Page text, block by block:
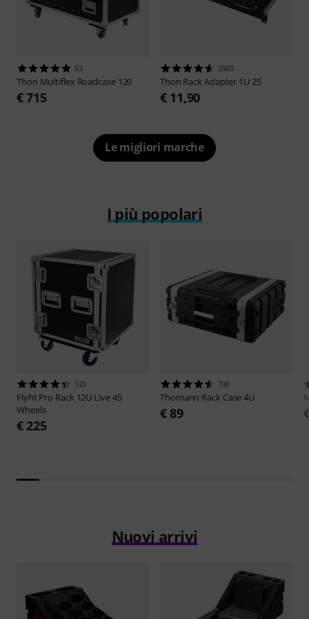
53
Thon Multiflex Roadcase 120
€ 715
2583
Thon Rack Adapter 1U 25
€ 11,90
Le migliori marche
I più popolari
123
Flyht Pro Rack 12U Live 45
Wheels
€ 225
730
Thomann Rack Case 4U
€ 89
Nuovi arrivi